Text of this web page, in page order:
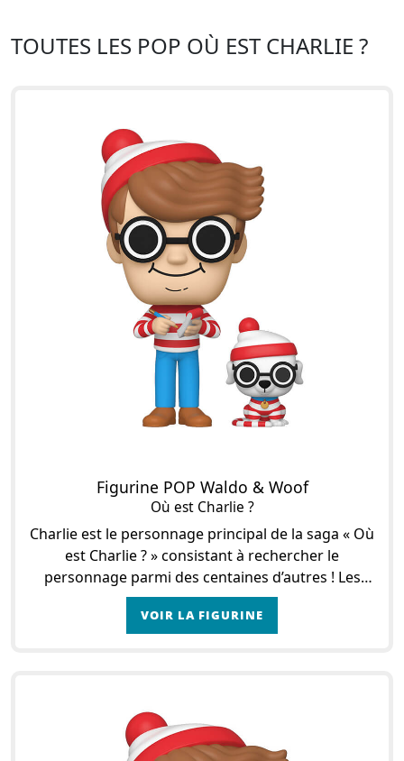
TOUTES LES POP OÙ EST CHARLIE ?
Figurine POP Waldo & Woof
Où est Charlie ?
Charlie est le personnage principal de la saga « Où
est Charlie ? » consistant à rechercher le
personnage parmi des centaines d’autres ! Les
livres ont été créés par l’illustrateur Martin
VOIR LA FIGURINE